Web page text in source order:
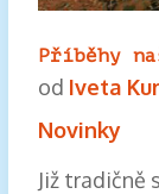
Příběhy
od Iveta
Novinky
Již tradičně